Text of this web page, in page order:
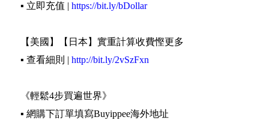
▪️ 立即充值 | https://bit.ly/bDollar
【美國】【日本】實重計算收費慳更多
▪️ 查看細則 | http://bit.ly/2vSzFxn
《輕鬆4步買遍世界》
▪️ 網購下訂單填寫Buyippee海外地址